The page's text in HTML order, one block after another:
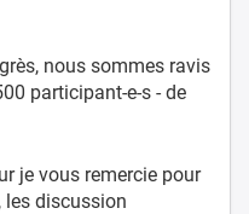
nous sommes ravis
participant-e-s - de
je vous remercie pour
les discussion